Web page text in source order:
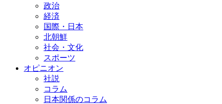
政治
経済
国際・日本
北朝鮮
社会・文化
スポーツ
オピニオン
社説
コラム
日本関係のコラム